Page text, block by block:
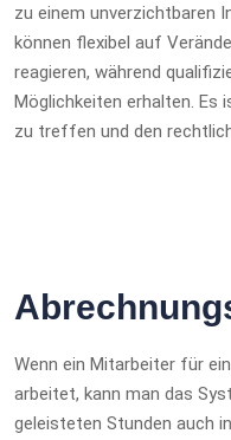
zu einem unverzichtbaren
können flexibel auf
reagieren, während
Möglichkeiten erhalten. Es
zu treffen und den
Wenn ein Mitarbeiter für
arbeitet, kann man das
geleisteten Stunden auch